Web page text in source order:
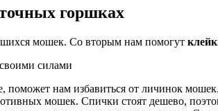
горшках
мошек. Со вторым нам помогут
поможет нам избавиться от личинок
мошек. Спички стоят дешево,